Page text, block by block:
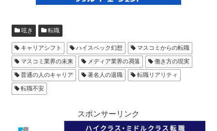
呟き 転職
キャリアシフト ハイスペック幻想
マスコミからの転職
マスコミ業界の未来
メディア業界の凋落
働き方の現実
普通の人のキャリア
著名人の退職
転職リアリティ
転職不安
スポンサーリンク